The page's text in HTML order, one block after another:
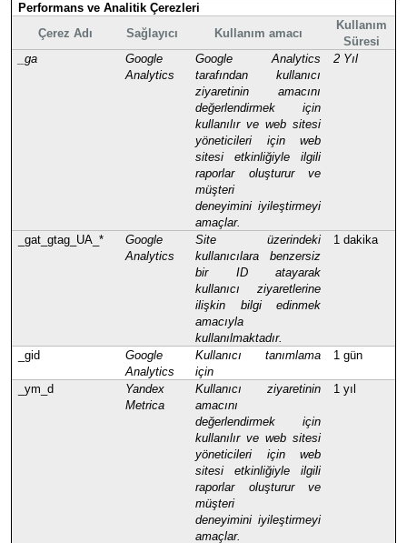
Performans ve Analitik Çerezleri
Çerez Adı
Sağlayıcı Kullanım amacı
Kullanım
Süresi
_ga
Google
Analytics
Google Analytics
tarafından kullanıcı
ziyaretinin amacını
değerlendirmek için
kullanılır ve web sitesi
yöneticileri için web
sitesi etkinliğiyle ilgili
raporlar oluşturur ve
müşteri
deneyimini iyileştirmeyi
amaçlar.
2 Yıl
_gat_gtag_UA_*
Google
Analytics
Site üzerindeki
kullanıcılara benzersiz
bir ID atayarak
kullanıcı ziyaretlerine
ilişkin bilgi edinmek
amacıyla
kullanılmaktadır.
1 dakika
_gid
Google
Analytics
Kullanıcı tanımlama
için
1 gün
_ym_d
Yandex
Metrica
Kullanıcı ziyaretinin
amacını
değerlendirmek için
kullanılır ve web sitesi
yöneticileri için web
sitesi etkinliğiyle ilgili
raporlar oluşturur ve
müşteri
deneyimini iyileştirmeyi
amaçlar.
1 yıl